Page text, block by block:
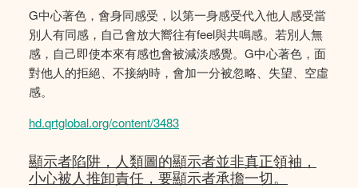
G中心著色，會身同感受，以第一身感受代入他人感受當
別人有同感，自己會放大嚮往有feel與共鳴感。若別人無
感，自己即使本來有感也會被減淡感覺。G中心著色，面
對他人的拒絕、不接納時，會加一分被忽略、失望、空虛
感。
hd.qrtglobal.org/content/3483
顯示者陷阱，人類圖的顯示者並非真正領袖，
小心被人推卸責任，要顯示者承擔一切。